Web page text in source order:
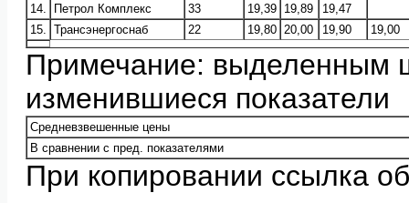
14. Петрол Комплекс 33 19,39 19,89
19,47
15.
Трансэнергоснаб 22 19,80 20,00 19,90 19,00
Примечание: выделенным
изменившиеся показатели
Средневзвешенные цены
В сравнении с пред. показателями
При копировании ссылка